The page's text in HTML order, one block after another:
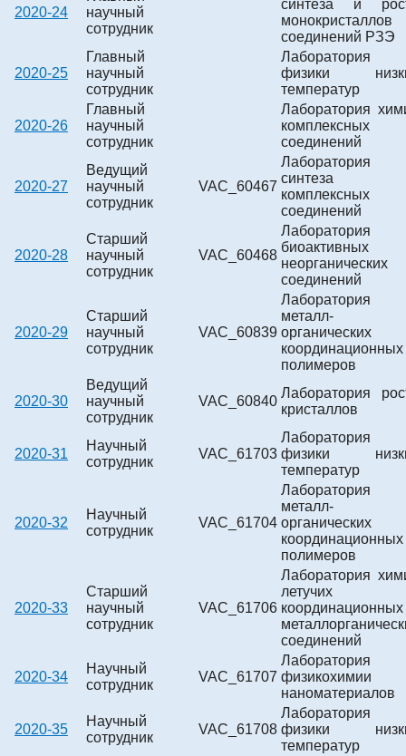
2020-24
научный
сотрудник
синтеза и
монокристаллов
соединений РЗЭ
2020-25
Главный
научный
сотрудник
Лаборатория
физики
температур
2020-26
Главный
научный
сотрудник
Лаборатория
комплексных
соединений
2020-27
Ведущий
научный
сотрудник
VAC_60467
Лаборатория
синтеза
комплексных
соединений
2020-28
Старший
научный
сотрудник
VAC_60468
Лаборатория
биоактивных
неорганических
соединений
2020-29
Старший
научный
сотрудник
VAC_60839
Лаборатория
металл-
органических
координационных
полимеров
2020-30
Ведущий
научный
сотрудник
VAC_60840
Лаборатория
кристаллов
2020-31
Научный
сотрудник
VAC_61703
Лаборатория
физики
температур
2020-32
Научный
сотрудник
VAC_61704
Лаборатория
металл-
органических
координационных
полимеров
2020-33
Старший
научный
сотрудник
VAC_61706
Лаборатория
летучих
соединений
2020-34
Научный
сотрудник
VAC_61707
Лаборатория
физикохимии
наноматериалов
2020-35
Научный
сотрудник
VAC_61708
Лаборатория
физики
температур